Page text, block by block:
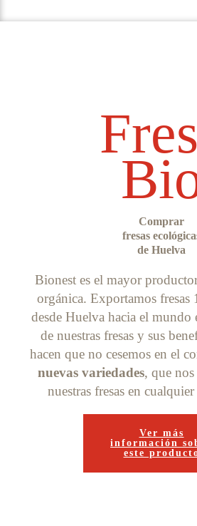
Comprar
fresas
de Huelva
Bionest es el mayor
orgánica. Exportamos fresas
desde Huelva hacia el mundo
de nuestras fresas y sus
hacen que no cesemos en el
nuevas variedades, que
nuestras fresas en
Ver más
información
este